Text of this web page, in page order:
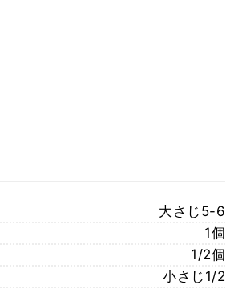
大さじ5-6
1個
1/2個
小さじ1/2